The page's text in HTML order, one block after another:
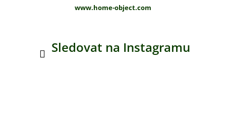
www.home-object.com
Sledovat na Instagramu